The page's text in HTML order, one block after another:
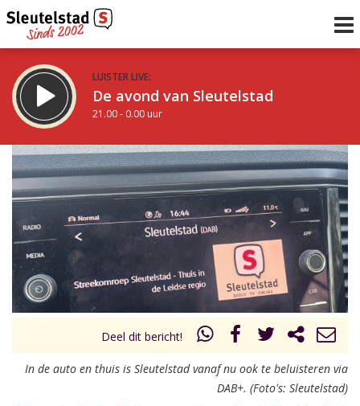
LUISTER LIVE:
De avond van Sleutelstad
21.00 - 0.00 uur
STRAKS:
De nacht van Sleutelstad
0.00 - 6.00 uur
Vorig uur
uur 1 van 0 Volgend uur
Deel dit bericht!
In de auto en thuis is Sleutelstad vanaf nu ook te beluisteren via
DAB+. (Foto's: Sleutelstad)